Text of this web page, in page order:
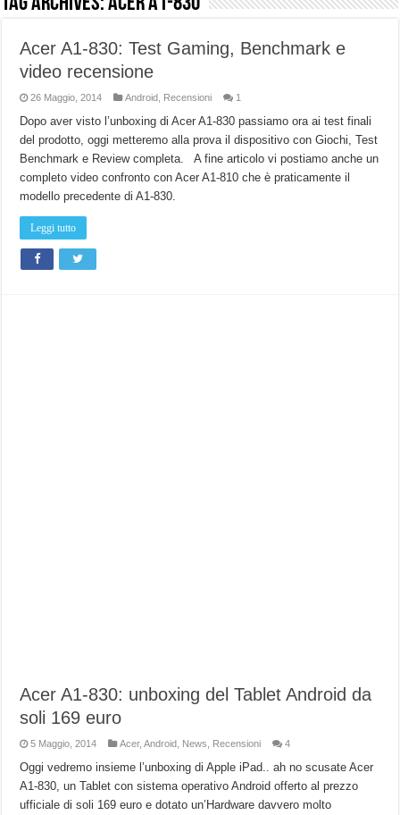
Dashcam 70mai A810 Lite: Piccola, 4K e molto efficace. Ecco come va in strada
NON Crederai a quanta LUCE fa questa Lampada Letour! – RECENSIONE
Chi l’ha detto che gli Open-Ear suonano male? Recensione EarFun Clip 2
BENKS OMNIWARRIOR: Più di un semplice vetro temperato!
Brondi Amico Vero 4G: Focus su SOS, sicurezza e controllo da remoto.
Brondi Amico VERO 4G : Focus su SOS e comandi da remoto
Acer A1-830: Test Gaming, Benchmark e
video recensione
26 Maggio, 2014 Android Recensioni 1
Dopo aver visto l’unboxing di Acer A1-830 passiamo ora ai test finali
del prodotto, oggi metteremo alla prova il dispositivo con Giochi, Test
Benchmark e Review completa. A fine articolo vi postiamo anche un
completo video confronto con Acer A1-810 che è praticamente il
modello precedente di A1-830.
Leggi tutto
Acer A1-830: unboxing del Tablet Android da
soli 169 euro
5 Maggio, 2014 Acer,Android News Recensioni 4
Oggi vedremo insieme l’unboxing di Apple iPad.. ah no scusate Acer
A1-830, un Tablet con sistema operativo Android offerto al prezzo
ufficiale di soli 169 euro e dotato un’Hardware davvero molto